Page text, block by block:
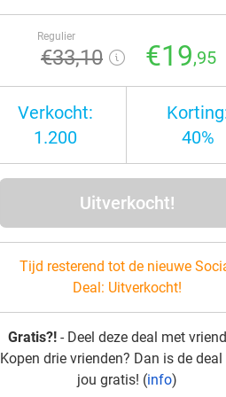
Regulier
€33,10 €19,95
Verkocht:
1.200
40%
Uitverkocht!
Tijd resterend tot de nieuwe
Deal: Uitverkocht!
Gratis?! - Deel deze deal met
Kopen drie vrienden? Dan is de
jou gratis! (info)